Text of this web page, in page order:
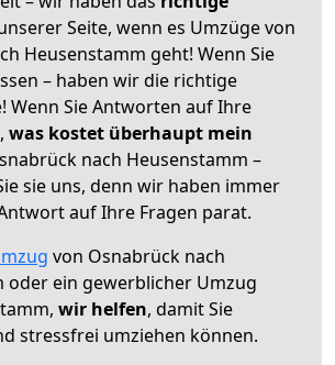
Seite, wenn es Umzüge von
Heusenstamm geht! Wenn Sie
– haben wir die richtige
Wenn Sie Antworten auf Ihre
was kostet überhaupt mein
nach Heusenstamm –
sie uns, denn wir haben immer
auf Ihre Fragen parat.
von Osnabrück nach
oder ein gewerblicher Umzug
wir helfen, damit Sie
stressfrei umziehen können.